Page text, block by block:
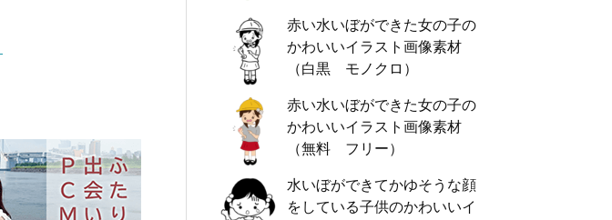
赤い水いぼができた女の子の
かわいいイラスト画像素材
（白黒 モノクロ）
赤い水いぼができた女の子の
かわいいイラスト画像素材
（無料 フリー）
水いぼができてかゆそうな顔
をしている子供のかわいいイ